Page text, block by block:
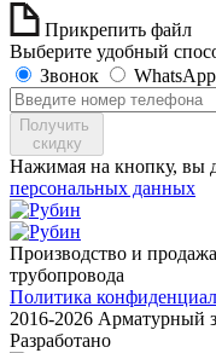
Прикрепить файл
Выберите удобный
Звонок
WhatsApp
Получить
скидку
Нажимая на кнопку, вы
персональных данных
Производство и
трубопровода
Политика
2016-2026 Арматурный
Разработано